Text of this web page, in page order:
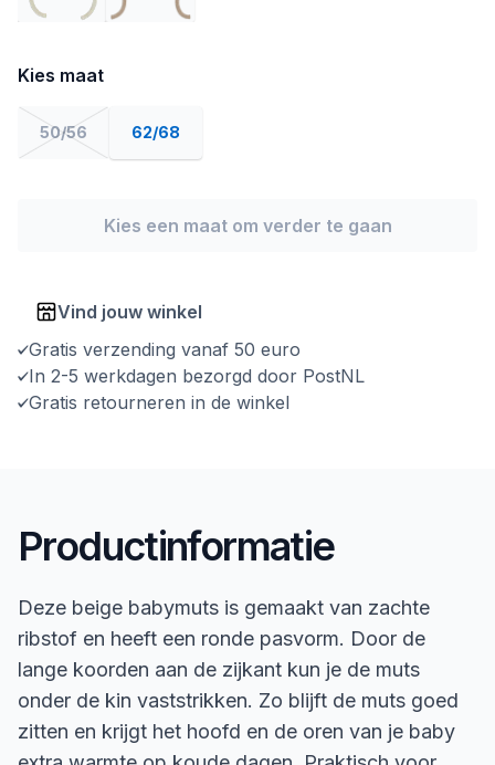
Kies maat
50/56 62/68
Kies een maat om verder te gaan
Vind jouw winkel
Gratis verzending vanaf 50 euro
In 2-5 werkdagen bezorgd door PostNL
Gratis retourneren in de winkel
Productinformatie
Deze beige babymuts is gemaakt van zachte
ribstof en heeft een ronde pasvorm. Door de
lange koorden aan de zijkant kun je de muts
onder de kin vaststrikken. Zo blijft de muts goed
zitten en krijgt het hoofd en de oren van je baby